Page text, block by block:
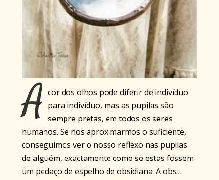
A cor dos olhos pode diferir de indivíduo
para indivíduo, mas as pupilas são
sempre pretas, em todos os seres
humanos. Se nos aproximarmos o suficiente,
conseguimos ver o nosso reflexo nas pupilas
de alguém, exactamente como se estas fossem
um pedaço de espelho de obsidiana. A obs…